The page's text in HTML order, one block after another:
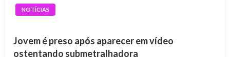
NOTÍCIAS
Jovem é preso após aparecer em vídeo
ostentando submetralhadora